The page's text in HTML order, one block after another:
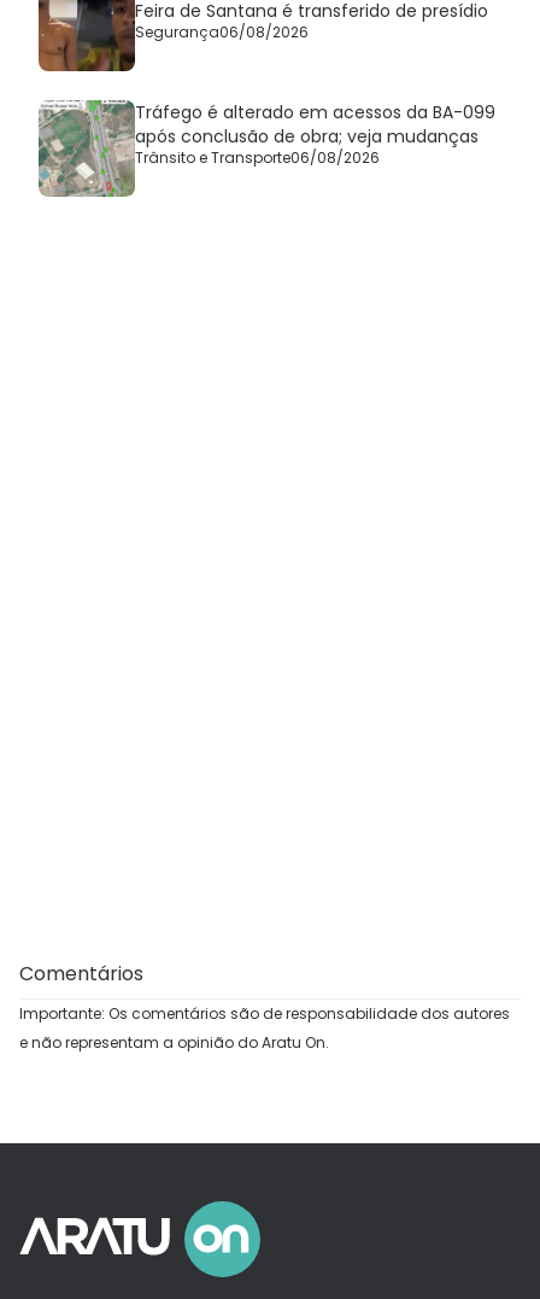
Feira de Santana é transferido de presídio
Segurança06/08/2026
Tráfego é alterado em acessos da BA-099
após conclusão de obra; veja mudanças
Trânsito e Transporte06/08/2026
Comentários
Importante: Os comentários são de responsabilidade dos autores
e não representam a opinião do Aratu On.